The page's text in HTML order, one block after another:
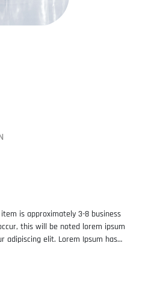
is approximately 3-8 business
this will be noted lorem ipsum
adipiscing elit. Lorem Ipsum has
a galley of type and